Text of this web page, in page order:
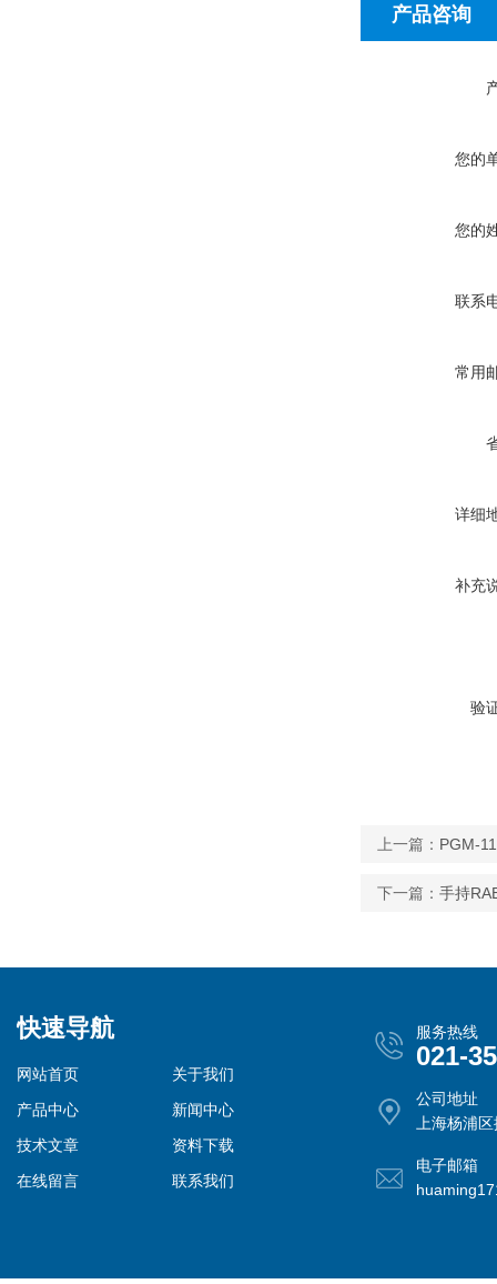
产品咨询
您的
您的
联系
常用
详细
补充
验
上一篇： PGM-
下一篇： 手持
快速导航
网站首页
关于我们
产品中心
新闻中心
技术文章
资料下载
在线留言
联系我们
服务热线
021-
公司地址
上海杨浦
电子邮箱